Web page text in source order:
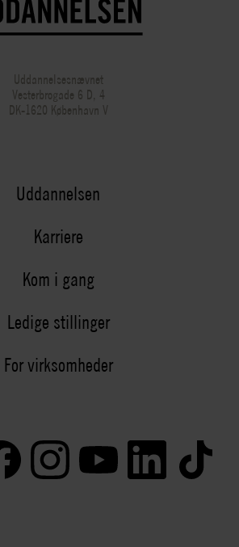
Uddannelsesnævnet
Vesterbrogade 6 D, 4
DK-1620 København V
Uddannelsen
Karriere
Kom i gang
Ledige stillinger
For virksomheder